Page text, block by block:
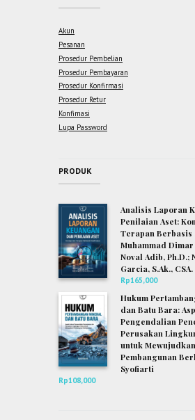
Akun
Pesanan
Prosedur Pembelian
Prosedur Pembayaran
Prosedur Konfirmasi
Prosedur Retur
Konfimasi
Lupa Password
PRODUK
Analisis Laporan
Penilaian Aset:
Terapan Berbasis
Muhammad Dimar
Noval Adib, Ph.D.;
Garcia, S.Ak., CSA.
Rp165,000
Hukum
dan Batu Bara:
Pengendalian
Perusakan
untuk Mewujudkan
Pembangunan
Syofiarti
Rp108,000